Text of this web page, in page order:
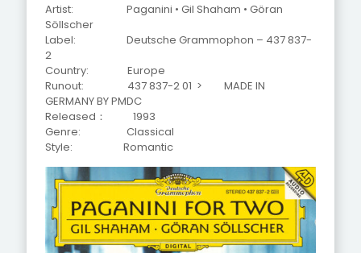
Artist: Paganini • Gil Shaham • Göran
Söllscher
Label: Deutsche Grammophon – 437 837-
2
Country: Europe
Runout: 437 837-2 01 > MADE IN
GERMANY BY PMDC
Released： 1993
Genre: Classical
Style: Romantic